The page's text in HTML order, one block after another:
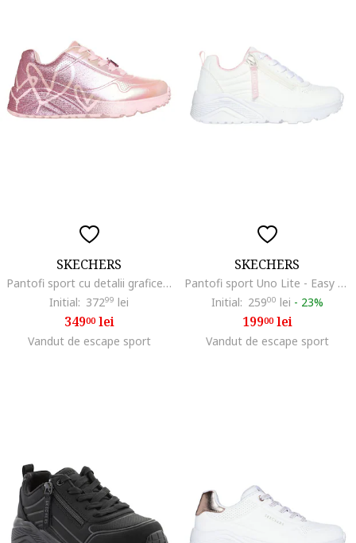
SKECHERS
Pantofi sport cu detalii grafice si aspect stralucitor, Roz aprins/Portocaliu pal
Initial: 37299 lei
34900lei
Vandut de escape sport
SKECHERS
Pantofi sport Uno Lite - Easy Zip 49069, Alb
Initial: 25900 lei - 23%
19900lei
Vandut de escape sport